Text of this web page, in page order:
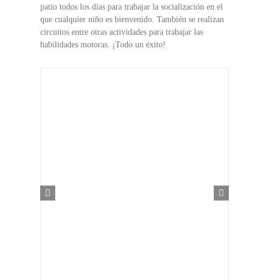
patio todos los días para trabajar la socialización en el
que cualquier niño es bienvenido. También se realizan
circuitos entre otras actividades para trabajar las
habilidades motoras. ¡Todo un éxito!